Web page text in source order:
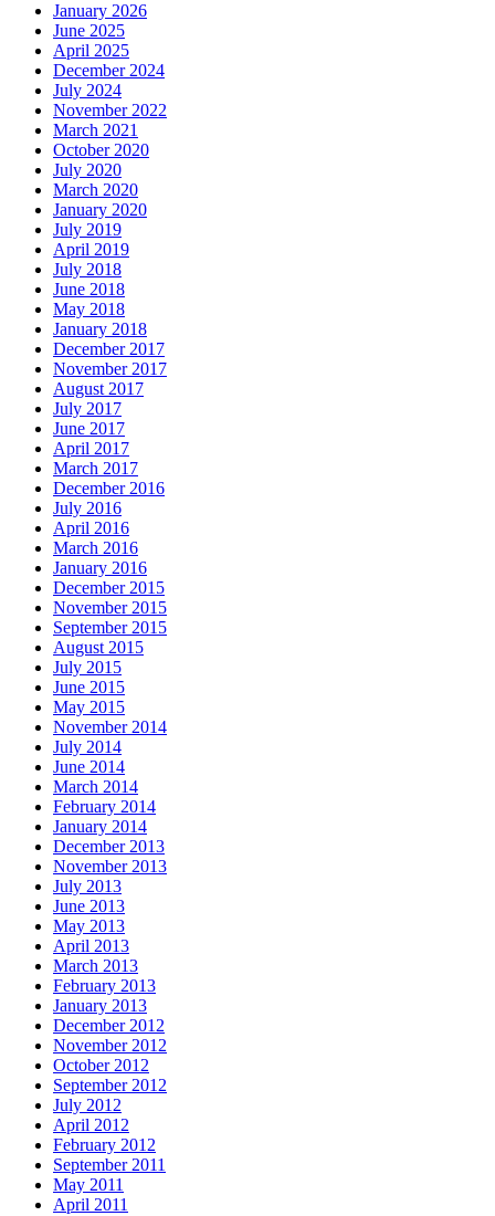
January 2026
June 2025
April 2025
December 2024
July 2024
November 2022
March 2021
October 2020
July 2020
March 2020
January 2020
July 2019
April 2019
July 2018
June 2018
May 2018
January 2018
December 2017
November 2017
August 2017
July 2017
June 2017
April 2017
March 2017
December 2016
July 2016
April 2016
March 2016
January 2016
December 2015
November 2015
September 2015
August 2015
July 2015
June 2015
May 2015
November 2014
July 2014
June 2014
March 2014
February 2014
January 2014
December 2013
November 2013
July 2013
June 2013
May 2013
April 2013
March 2013
February 2013
January 2013
December 2012
November 2012
October 2012
September 2012
July 2012
April 2012
February 2012
September 2011
May 2011
April 2011